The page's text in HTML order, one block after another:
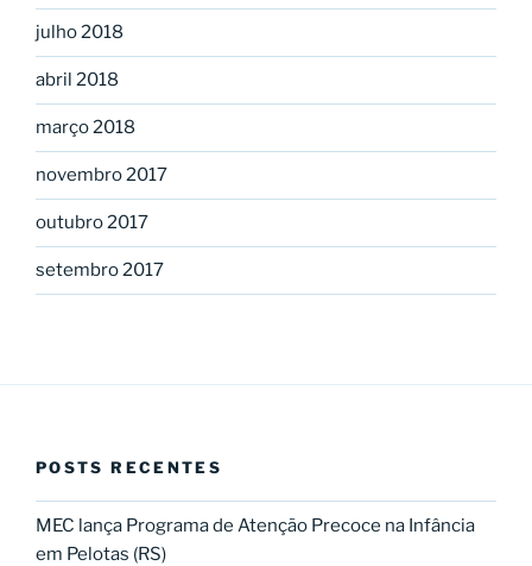
julho 2018
abril 2018
março 2018
novembro 2017
outubro 2017
setembro 2017
POSTS RECENTES
MEC lança Programa de Atenção Precoce na Infância
em Pelotas (RS)